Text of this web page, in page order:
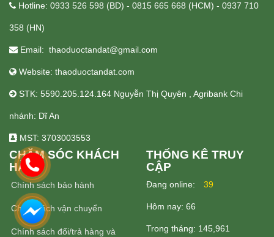
Hotline: 0933 526 598 (BD) - 0815 665 668 (HCM) - 0937 710
358 (HN)
Email: thaoduoctandat@gmail.com
Website: thaoduoctandat.com
STK: 5590.205.124.164 Nguyễn Thị Quyên , Agribank Chi
nhánh: Dĩ An
MST: 3703003553
CHĂM SÓC KHÁCH
HÀNG
Chính sách bảo hành
Chính sách vận chuyển
Chính sách đổi/trả hàng và
THỐNG KÊ TRUY
CẬP
Ðang online: 39
Hôm nay: 66
Trong tháng: 145,961